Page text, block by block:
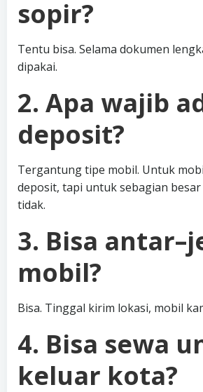
sopir?
Tentu bisa. Selama dokumen
dipakai.
2. Apa wajib
deposit?
Tergantung tipe mobil. Untuk
deposit, tapi untuk sebagian
tidak.
3. Bisa
mobil?
Bisa. Tinggal kirim lokasi, mobil
4. Bisa sewa
keluar kota?